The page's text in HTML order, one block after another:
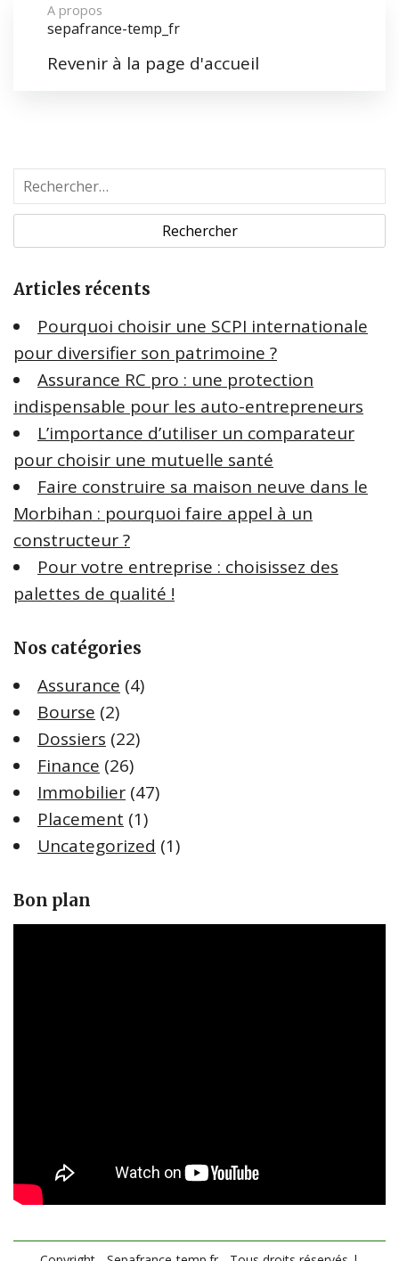
A propos
sepafrance-temp_fr
Revenir à la page d'accueil
e
c
h
r
h
e
r
Articles récents
Pourquoi choisir une SCPI internationale
pour diversifier son patrimoine ?
Assurance RC pro : une protection
indispensable pour les auto-entrepreneurs
L’importance d’utiliser un comparateur
pour choisir une mutuelle santé
Faire construire sa maison neuve dans le
Morbihan : pourquoi faire appel à un
constructeur ?
Pour votre entreprise : choisissez des
palettes de qualité !
Nos catégories
Assurance (4)
Bourse (2)
Dossiers (22)
Finance (26)
Immobilier (47)
Placement (1)
Uncategorized (1)
Bon plan